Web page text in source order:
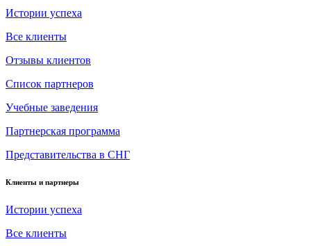
Истории успеха
Все клиенты
Отзывы клиентов
Список партнеров
Учебные заведения
Партнерская программа
Представительства в СНГ
Клиенты и партнеры
Истории успеха
Все клиенты